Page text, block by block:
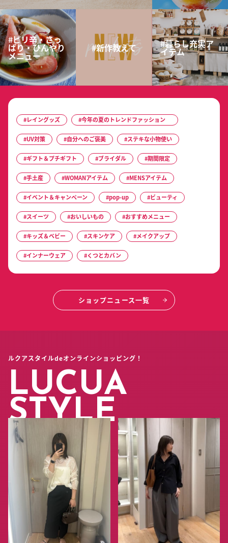
#ピリ辛・さっ
ぱり・ひんやり
メニュー
#新作教えて #暮らし充実ア
イテム
#レイングッズ #今年の夏のトレンドファッション
#UV対策 #自分へのご褒美 #ステキな小物使い
#ギフト＆プチギフト #ブライダル #期間限定
#手土産 #WOMANアイテム #MENSアイテム
#イベント＆キャンペーン #pop-up #ビューティ
#スイーツ #おいしいもの #おすすめメニュー
#キッズ＆ベビー #スキンケア #メイクアップ
#インナーウェア #くつとカバン
ショップニュース一覧
ルクアスタイルdeオンラインショッピング！
LUCUA
STYLE